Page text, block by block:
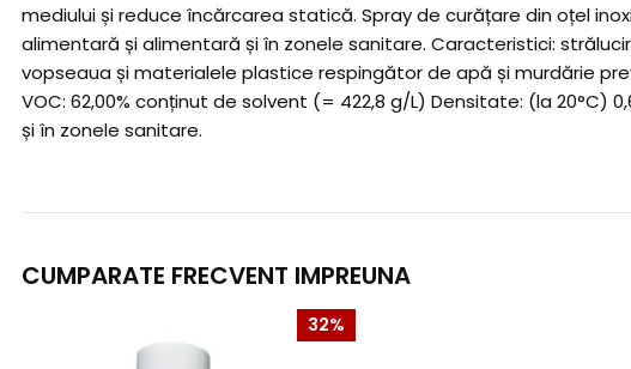
mediului și reduce încărcarea statică. Spray de curățare din oțel
alimentară și alimentară și în zonele sanitare. Caracteristici:
vopseaua și materialele plastice respingător de apă și murdărie
VOC: 62,00% conținut de solvent (= 422,8 g/L) Densitate: (la 20°C)
și în zonele sanitare.
CUMPARATE FRECVENT IMPREUNA
32%